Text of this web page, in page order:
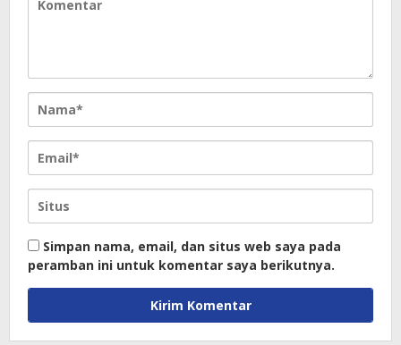
Simpan nama, email, dan situs web saya pada
peramban ini untuk komentar saya berikutnya.